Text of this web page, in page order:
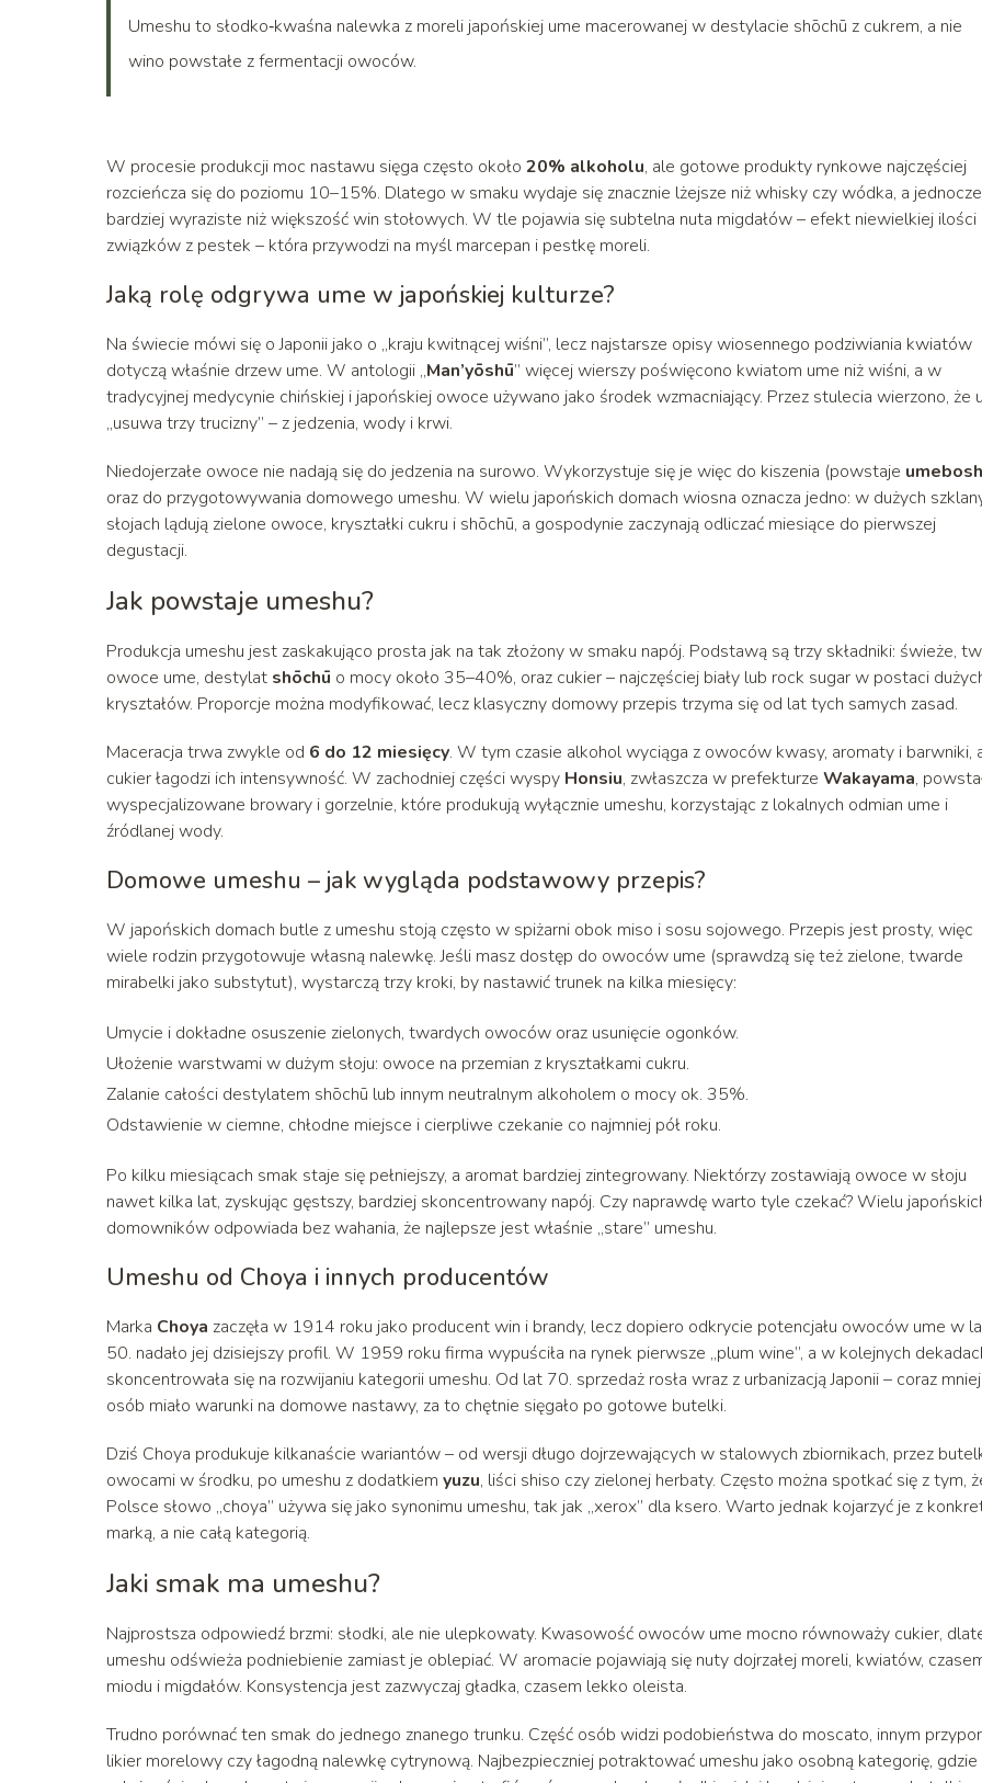
Umeshu to słodko‑kwaśna nalewka z moreli japońskiej ume macerowanej w destylacie shōchū z cukrem, a nie
wino powstałe z fermentacji owoców.
W procesie produkcji moc nastawu sięga często około 20% alkoholu, ale gotowe produkty rynkowe najczęściej
rozcieńcza się do poziomu 10–15%. Dlatego w smaku wydaje się znacznie lżejsze niż whisky czy wódka, a
bardziej wyraziste niż większość win stołowych. W tle pojawia się subtelna nuta migdałów – efekt niewielkiej ilości
związków z pestek – która przywodzi na myśl marcepan i pestkę moreli.
Jaką rolę odgrywa ume w japońskiej kulturze?
Na świecie mówi się o Japonii jako o „kraju kwitnącej wiśni”, lecz najstarsze opisy wiosennego podziwiania kwiatów
dotyczą właśnie drzew ume. W antologii „Man’yōshū” więcej wierszy poświęcono kwiatom ume niż wiśni, a w
tradycyjnej medycynie chińskiej i japońskiej owoce używano jako środek wzmacniający. Przez stulecia wierzono, że
„usuwa trzy trucizny” – z jedzenia, wody i krwi.
Niedoje­rzałe owoce nie nadają się do jedzenia na surowo. Wykorzystuje się je więc do kiszenia (powstaje
oraz do przygotowywania domowego umeshu. W wielu japońskich domach wiosna oznacza jedno: w dużych
słojach lądują zielone owoce, kryształki cukru i shōchū, a gospodynie zaczynają odliczać miesiące do pierwszej
degustacji.
Jak powstaje umeshu?
Produkcja umeshu jest zaskakująco prosta jak na tak złożony w smaku napój. Podstawą są trzy składniki: świeże,
owoce ume, destylat shōchū o mocy około 35–40%, oraz cukier – najczęściej biały lub rock sugar w postaci
kryształów. Proporcje można modyfikować, lecz klasyczny domowy przepis trzyma się od lat tych samych zasad.
Maceracja trwa zwykle od 6 do 12 miesięcy. W tym czasie alkohol wyciąga z owoców kwasy, aromaty i barwniki,
cukier łagodzi ich intensywność. W zachodniej części wyspy Honsiu, zwłaszcza w prefekturze Wakayama,
wyspecjalizowane browary i gorzelnie, które produkują wyłącznie umeshu, korzystając z lokalnych odmian ume i
źródlanej wody.
Domowe umeshu – jak wygląda podstawowy przepis?
W japońskich domach butle z umeshu stoją często w spiżarni obok miso i sosu sojowego. Przepis jest prosty, więc
wiele rodzin przygotowuje własną nalewkę. Jeśli masz dostęp do owoców ume (sprawdzą się też zielone, twarde
mirabelki jako substytut), wystarczą trzy kroki, by nastawić trunek na kilka miesięcy:
Umycie i dokładne osuszenie zielonych, twardych owoców oraz usunięcie ogonków.
Ułożenie warstwami w dużym słoju: owoce na przemian z kryształkami cukru.
Zalanie całości destylatem shōchū lub innym neutralnym alkoholem o mocy ok. 35%.
Odstawienie w ciemne, chłodne miejsce i cierpliwe czekanie co najmniej pół roku.
Po kilku miesiącach smak staje się pełniejszy, a aromat bardziej zintegrowany. Niektórzy zostawiają owoce w słoju
nawet kilka lat, zyskując gęstszy, bardziej skoncentrowany napój. Czy naprawdę warto tyle czekać? Wielu
domowników odpowiada bez wahania, że najlepsze jest właśnie „stare” umeshu.
Umeshu od Choya i innych producentów
Marka Choya zaczęła w 1914 roku jako producent win i brandy, lecz dopiero odkrycie potencjału owoców ume w
50. nadało jej dzisiejszy profil. W 1959 roku firma wypuściła na rynek pierwsze „plum wine”, a w kolejnych
skoncentrowała się na rozwijaniu kategorii umeshu. Od lat 70. sprzedaż rosła wraz z urbanizacją Japonii – coraz mniej
osób miało warunki na domowe nastawy, za to chętnie sięgało po gotowe butelki.
Dziś Choya produkuje kilkanaście wariantów – od wersji długo dojrzewających w stalowych zbiornikach, przez
owocami w środku, po umeshu z dodatkiem yuzu, liści shiso czy zielonej herbaty. Często można spotkać się z tym,
Polsce słowo „choya” używa się jako synonimu umeshu, tak jak „xerox” dla ksero. Warto jednak kojarzyć je z
marką, a nie całą kategorią.
Jaki smak ma umeshu?
Najprostsza odpowiedź brzmi: słodki, ale nie ulepkowaty. Kwasowość owoców ume mocno równoważy cukier,
umeshu odświeża podniebienie zamiast je oblepiać. W aromacie pojawiają się nuty dojrzałej moreli, kwiatów,
miodu i migdałów. Konsystencja jest zazwyczaj gładka, czasem lekko oleista.
Trudno porównać ten smak do jednego znanego trunku. Część osób widzi podobieństwa do moscato, innym
likier morelowy czy łagodną nalewkę cytrynową. Najbezpieczniej potraktować umeshu jako osobną kategorię,